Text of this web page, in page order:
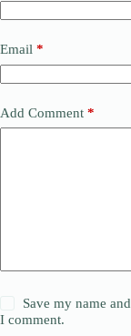
Email *
Add Comment *
Save my name
I comment.